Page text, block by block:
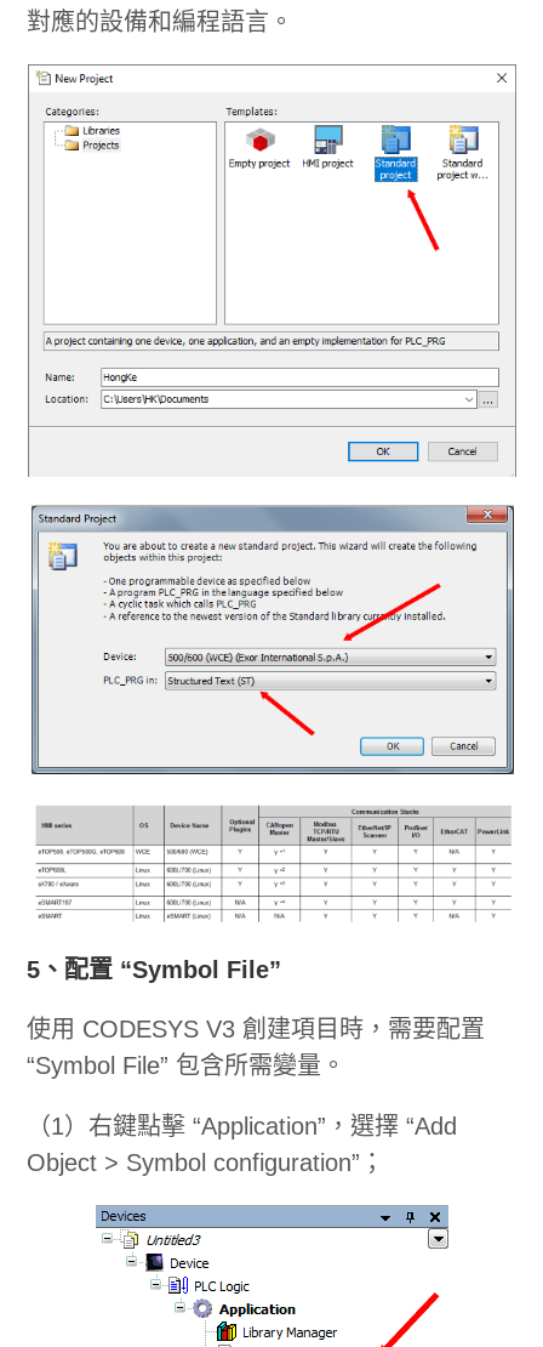
對應的設備和編程語言。
5、配置 “Symbol File”
使用 CODESYS V3 創建項目時，需要配置
“Symbol File” 包含所需變量。
（1）右鍵點擊 “Application”，選擇 “Add
Object > Symbol configuration”；